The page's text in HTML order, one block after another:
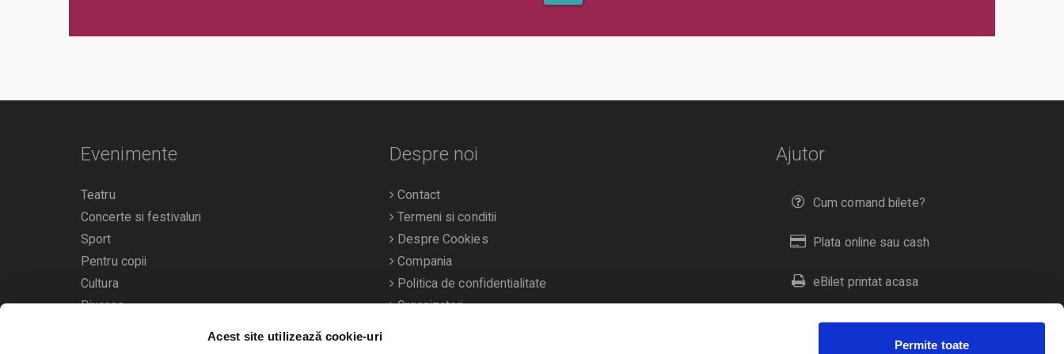
Acest site utilizează cookie-uri
Permite toate
INFORMATII BILETE - call center 0727.76.66.31 ( numar cu tarif normal) sau e-mail
Ajutor
Cum comand bilete?
Plata online sau cash
eBilet printat acasa
Livrare prin curier
Evenimente
Teatru
Concerte si festivaluri
Sport
Pentru copii
Cultura
Diverse
Calendarul evenimentelor
Despre noi
Contact
Termeni si conditii
Despre Cookies
Compania
Politica de confidentialitate
Organizatori